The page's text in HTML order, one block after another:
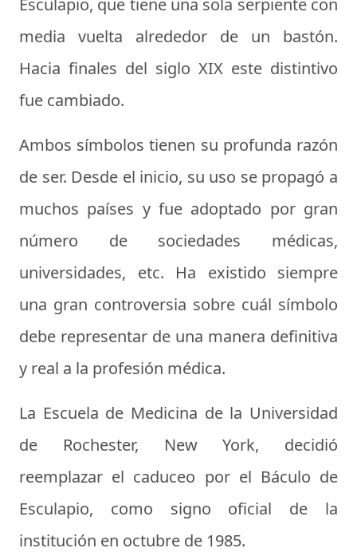
Esculapio, que tiene una sola serpiente con
media vuelta alrededor de un bastón.
Hacia finales del siglo XIX este distintivo
fue cambiado.
Ambos símbolos tienen su profunda razón
de ser. Desde el inicio, su uso se propagó a
muchos países y fue adoptado por gran
número de sociedades médicas,
universidades, etc. Ha existido siempre
una gran controversia sobre cuál símbolo
debe representar de una manera definitiva
y real a la profesión médica.
La Escuela de Medicina de la Universidad
de Rochester, New York, decidió
reemplazar el caduceo por el Báculo de
Esculapio, como signo oficial de la
institución en octubre de 1985.